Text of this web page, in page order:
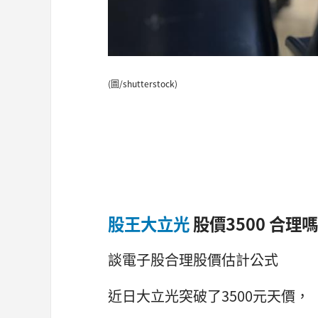
(圖/shutterstock)
股王大立光股價3500 合理
談電子股合理股價估計公式
近日大立光突破了3500元天價，